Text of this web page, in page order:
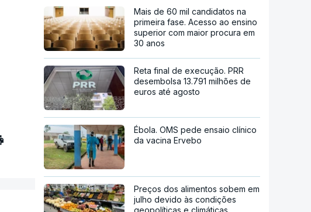
Mais de 60 mil candidatos na
primeira fase. Acesso ao ensino
superior com maior procura em
30 anos
Reta final de execução. PRR
desembolsa 13.791 milhões de
euros até agosto
Ébola. OMS pede ensaio clínico
da vacina Ervebo
Preços dos alimentos sobem em
julho devido às condições
geopolíticas e climáticas